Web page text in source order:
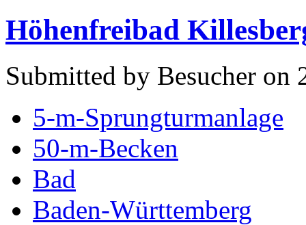
Höhenfreibad
Submitted by Besucher on
5-m-Sprungturmanlage
50-m-Becken
Bad
Baden-Württemberg